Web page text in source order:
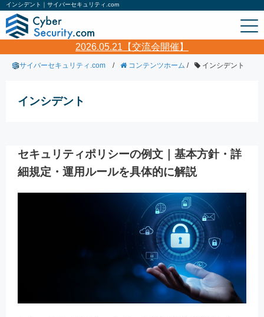
インシデント｜サイバーセキュリティ.com
2026.05.21【交流会開催】
サイバーセキュリティ.com / コンテンツホーム / インシデント
インシデント
セキュリティポリシーの例文｜基本方針・詳
細規定・運用ルールを具体的に解説